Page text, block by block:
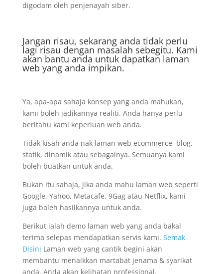
digodam oleh penjenayah siber.
Jangan risau, sekarang anda tidak perlu
lagi risau dengan masalah sebegitu. Kami
akan bantu anda untuk dapatkan laman
web yang anda impikan.
Ya, apa-apa sahaja konsep yang anda mahukan,
kami boleh jadikannya realiti. Anda hanya perlu
beritahu kami keperluan web anda.
Tidak kisah anda nak laman web ecommerce, blog,
statik, dinamik atau sebagainya. Semuanya kami
boleh buatkan untuk anda.
Bukan itu sahaja, jika anda mahu laman web seperti
Google, Yahoo, Metacafe, 9Gag atau Netflix, kami
juga boleh hasilkannya untuk anda.
Berikut ialah demo laman web yang anda bakal
terima selepas mendapatkan servis kami. Semak
Disini Laman web yang cantik begini akan
membantu menaikkan martabat jenama & syarikat
anda. Anda akan kelihatan professional.